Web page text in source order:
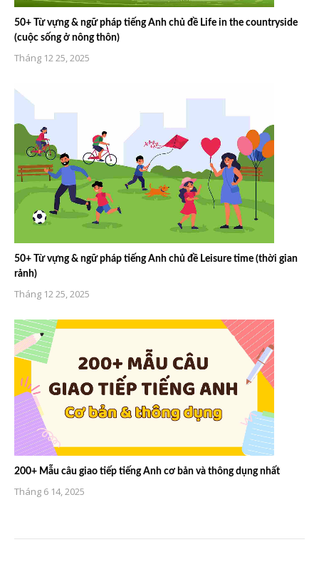
50+ Từ vựng & ngữ pháp tiếng Anh chủ đề Life in the countryside
(cuộc sống ở nông thôn)
Tháng 12 25, 2025
50+ Từ vựng & ngữ pháp tiếng Anh chủ đề Leisure time (thời gian
rảnh)
Tháng 12 25, 2025
200+ Mẫu câu giao tiếp tiếng Anh cơ bản và thông dụng nhất
Tháng 6 14, 2025